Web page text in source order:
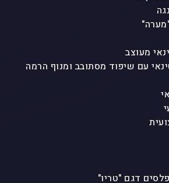
מעוצב
עם שיפוד מסתובב ומנוף הרמה